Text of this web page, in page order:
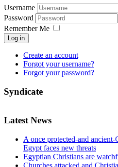
Username
Password
Remember Me
Log in
Create an account
Forgot your username?
Forgot your password?
Syndicate
Latest News
A once protected-and
Egypt faces new threats
Egyptian Christians are